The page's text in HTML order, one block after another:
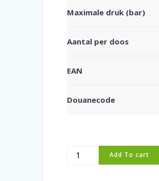
Maximale druk (bar)
Aantal per doos
EAN
Douanecode
Flexibele
Add To cart